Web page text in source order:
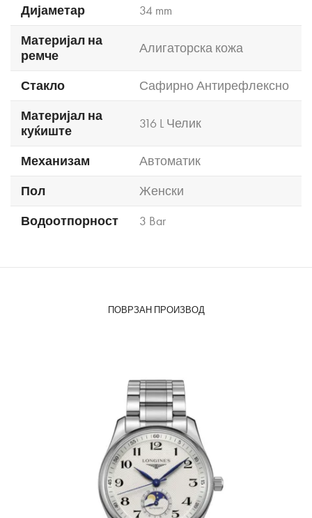
Дијаметар
34 mm
Материјал на
ремче
Алигаторска кожа
Стакло
Сафирно Антирефлексно
Материјал на
куќиште
316 L Челик
Механизам
Автоматик
Пол
Женски
Водоотпорност
3 Bar
ПОВРЗАН ПРОИЗВОД